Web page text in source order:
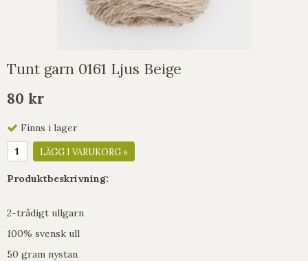
Tunt garn 0161 Ljus Beige
80 kr
Finns i lager
LÄGG I VARUKORG »
Produktbeskrivning:
2-trådigt ullgarn
100% svensk ull
50 gram nystan